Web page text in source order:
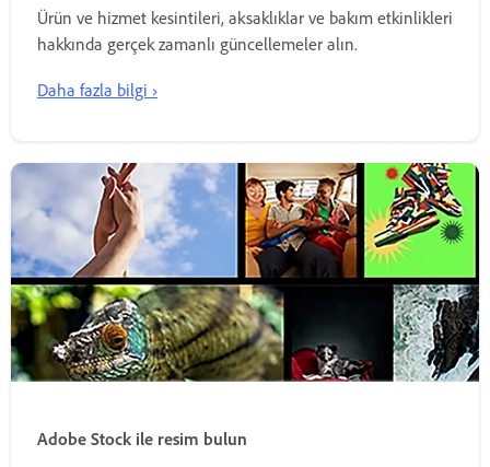
Ürün ve hizmet kesintileri, aksaklıklar ve bakım etkinlikleri
hakkında gerçek zamanlı güncellemeler alın.
Daha fazla bilgi ›
Adobe Stock ile resim bulun